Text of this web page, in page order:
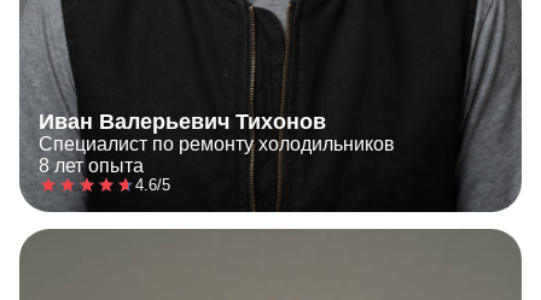
Иван Валерьевич Тихонов
Специалист по ремонту холодильников
8 лет опыта
4.6/5